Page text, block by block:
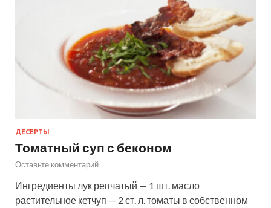
ДЕСЕРТЫ
Томатный суп с беконом
Оставьте комментарий
Ингредиенты лук репчатый — 1 шт. масло
растительное кетчуп — 2 ст. л. томаты в собственном